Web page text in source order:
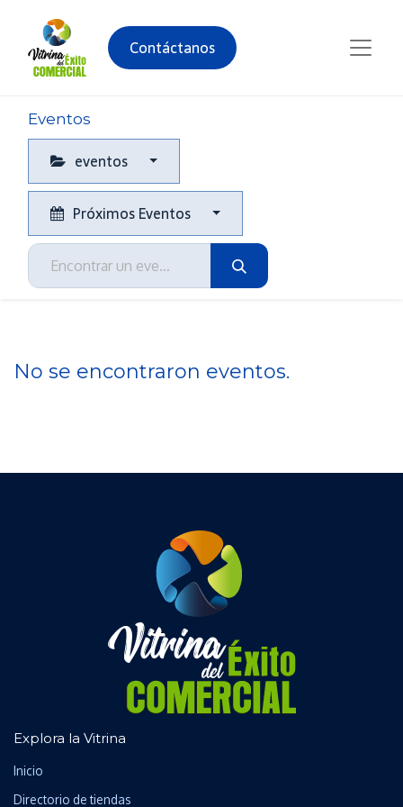
Contáctanos
Eventos
eventos
Próximos Eventos
No se encontraron eventos.
Explora la Vitrina
Inicio
Directorio de tiendas